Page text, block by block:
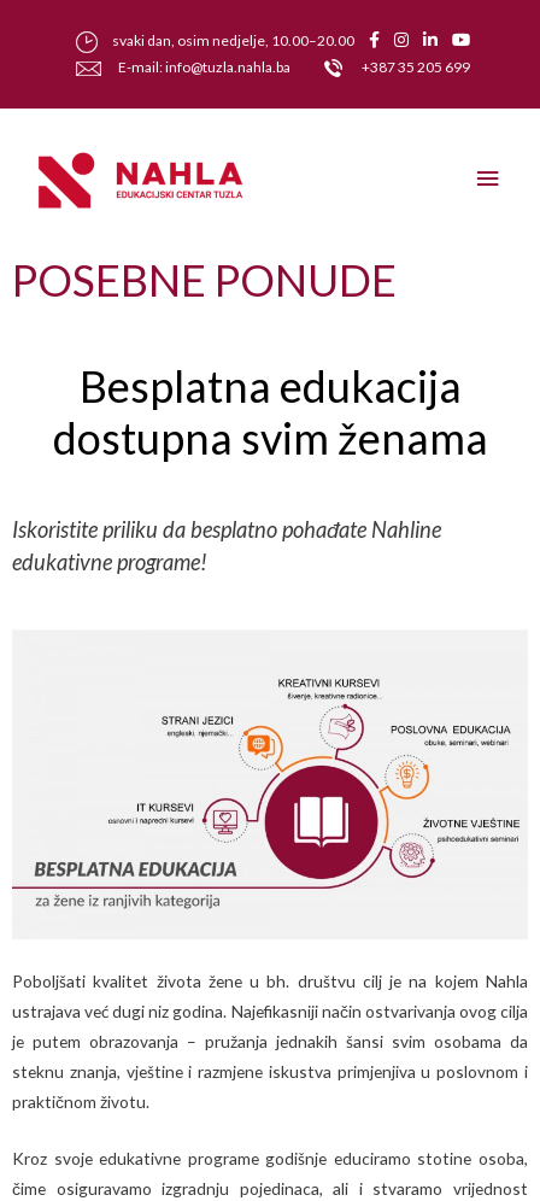
svaki dan, osim nedjelje, 10.00–20.00
E-mail: info@tuzla.nahla.ba
+387 35 205 699
POSEBNE PONUDE
Besplatna edukacija
dostupna svim ženama
Iskoristite priliku da besplatno pohađate Nahline
edukativne programe!
Poboljšati kvalitet života žene u bh. društvu cilj je na kojem Nahla
ustrajava već dugi niz godina. Najefikasniji način ostvarivanja ovog cilja
je putem obrazovanja – pružanja jednakih šansi svim osobama da
steknu znanja, vještine i razmjene iskustva primjenjiva u poslovnom i
praktičnom životu.
Kroz svoje edukativne programe godišnje educiramo stotine osoba,
čime osiguravamo izgradnju pojedinaca, ali i stvaramo vrijednost